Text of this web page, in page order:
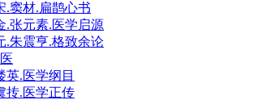
.窦材.扁鹊心书
.张元素.医学启源
.朱震亨.格致余论
英.医学纲目
抟.医学正传